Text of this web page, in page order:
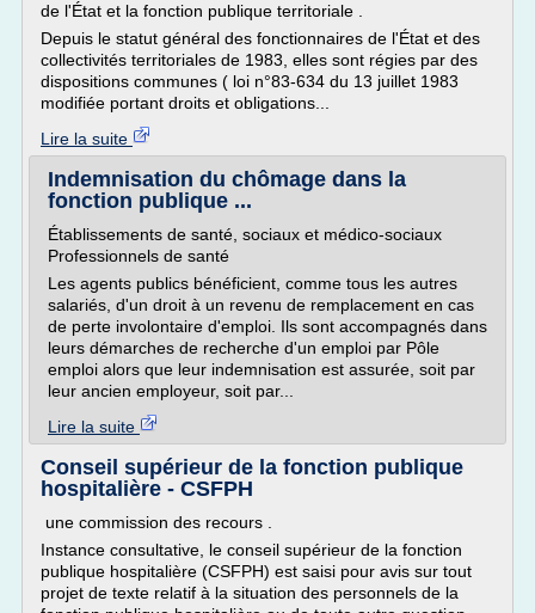
de l'État et la fonction publique territoriale .
Depuis le statut général des fonctionnaires de l'État et des
collectivités territoriales de 1983, elles sont régies par des
dispositions communes ( loi n°83-634 du 13 juillet 1983
modifiée portant droits et obligations...
Lire la suite
Indemnisation du chômage dans la
fonction publique ...
Établissements de santé, sociaux et médico-sociaux
Professionnels de santé
Les agents publics bénéficient, comme tous les autres
salariés, d'un droit à un revenu de remplacement en cas
de perte involontaire d'emploi. Ils sont accompagnés dans
leurs démarches de recherche d'un emploi par Pôle
emploi alors que leur indemnisation est assurée, soit par
leur ancien employeur, soit par...
Lire la suite
Conseil supérieur de la fonction publique
hospitalière - CSFPH
une commission des recours .
Instance consultative, le conseil supérieur de la fonction
publique hospitalière (CSFPH) est saisi pour avis sur tout
projet de texte relatif à la situation des personnels de la